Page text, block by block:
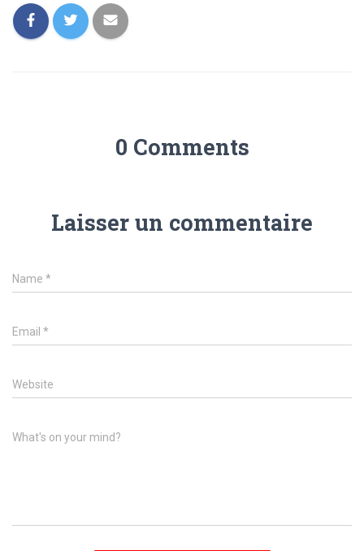
0 Comments
Laisser un commentaire
Name *
Email *
Website
What's on your mind?